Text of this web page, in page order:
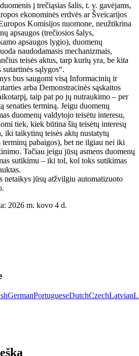
į trečiąsias šalis, t. y. gavėjams,
ekonominės erdvės ar Šveicarijos
Komisijos nuomone, neužtikrina
apsaugos (trečiosios šalys,
apsaugos lygio), duomenų
naudodamasis mechanizmais,
teisės aktus, tarp kurių yra, be kita
sąlygos“.
bus saugomi visą Informacinių ir
arba Demonstracinės sąskaitos
taip pat po jų nutraukimo – per
senaties terminą. Jeigu duomenų
duomenų valdytojo teisėtu interesu,
tiek, kiek būtina šių teisėtų interesų
iki taikytinų teisės aktų nustatytų
terminų pabaigos), bet ne ilgiau nei iki
Tačiau jeigu jūsų asmens duomenų
sutikimu – iki tol, kol toks sutikimas
netaikys jūsų atžvilgiu automatizuoto
2026 m. kovo 4 d.
GermanPortugueseDutchCzechLatvian